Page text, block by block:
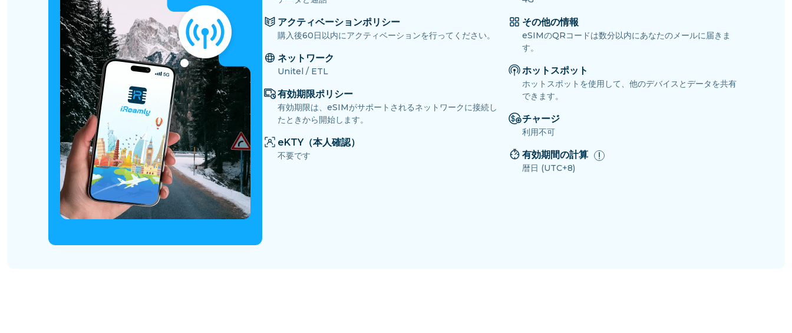
アクティベーションポリシー
購入後60日以内にアクティベーションを行ってください。
ネットワーク
Unitel / ETL
有効期限ポリシー
有効期限は、eSIMがサポートされるネットワークに接続し
たときから開始します。
eKTY（本人確認）
不要です
その他の情報
eSIMのQRコードは数分以内にあなたのメールに届きま
す。
ホットスポット
ホットスポットを使用して、他のデバイスとデータを共有
できます。
チャージ
利用不可
有効期間の計算
暦日 (UTC+8)